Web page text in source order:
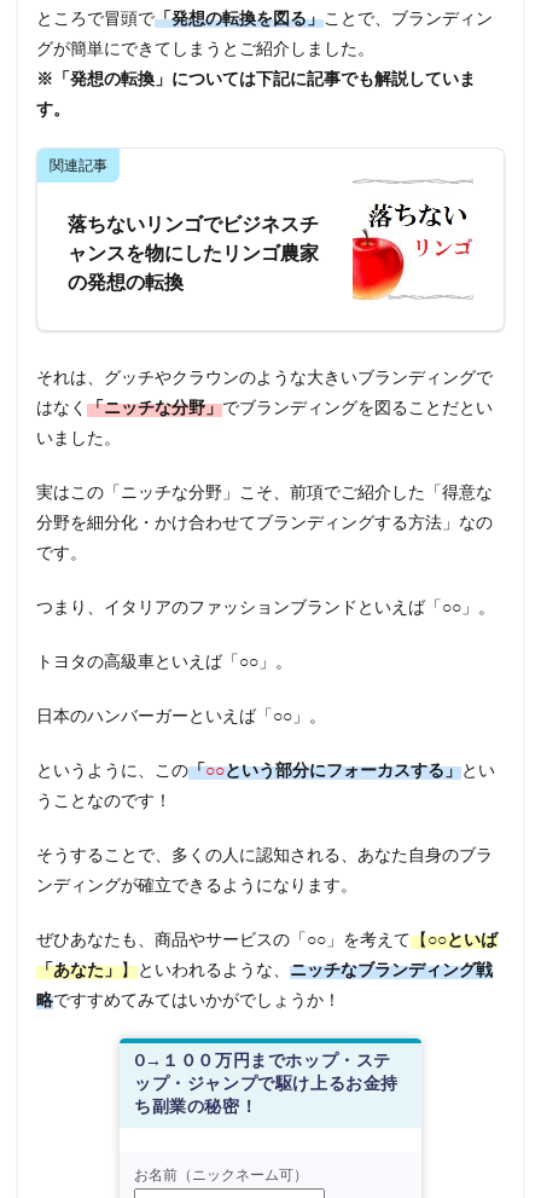
ところで冒頭で「発想の転換を図る」ことで、ブランディン
グが簡単にできてしまうとご紹介しました。
※「発想の転換」については下記に記事でも解説していま
す。
関連記事
落ちないリンゴでビジネスチ
ャンスを物にしたリンゴ農家
の発想の転換
それは、グッチやクラウンのような大きいブランディングで
はなく 「ニッチな分野」でブランディングを図ることだとい
いました。
実はこの 「ニッチな分野」 こそ、前項でご紹介した「得意な
分野を細分化・かけ合わせてブランディングする方法」なの
です。
つまり、イタリアのファッションブランドといえば「○○」。
トヨタの高級車といえば「○○」。
日本のハンバーガーといえば「○○」。
というように、この「○○という部分にフォーカスする」とい
うことなのです！
そうすることで、多くの人に認知される、あなた自身のブラ
ンディングが確立できるようになります。
ぜひあなたも、商品やサービスの「○○」を考えて【○○といば
「あなた」】といわれるような、 ニッチなブランディング戦
略ですすめてみてはいかがでしょうか！
0→１００万円までホップ・ステ
ップ・ジャンプで駆け上るお金持
ち副業の秘密！
お名前（ニックネーム可）